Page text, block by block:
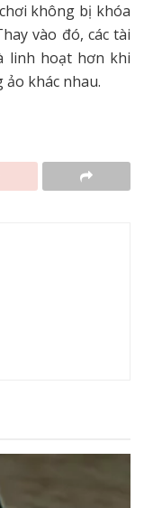
không bị khóa
vào đó, các tài
linh hoạt hơn khi
khác nhau.